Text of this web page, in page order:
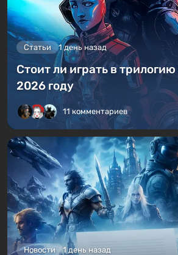
Статьи 1 день назад
Стоит ли играть в
2026 году
11 комментариев
Новости 1 день назад